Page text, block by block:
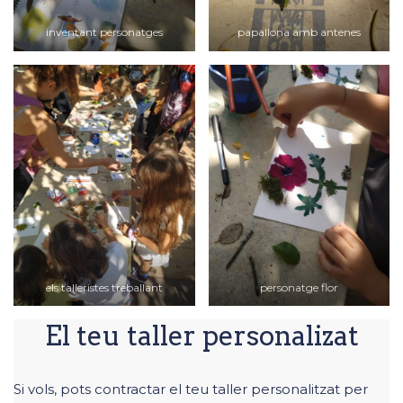
inventant personatges papallona amb antenes
els talleristes treballant personatge flor
El teu taller personalizat
Si vols, pots contractar el teu taller personalitzat per